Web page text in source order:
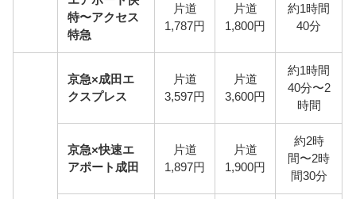
特〜アクセス
特急
片道
1,787円
片道
1,800円
約1時間
40分
京急×成田エ
クスプレス
片道
3,597円
片道
3,600円
約1時間
40分〜2
時間
京急×快速エ
アポート成田
片道
1,897円
片道
1,900円
約2時
間〜2時
間30分